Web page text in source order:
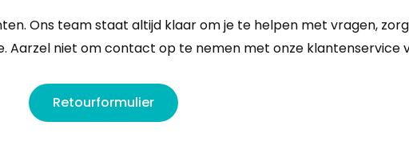
Ons team staat altijd klaar om je te helpen met vragen,
niet om contact op te nemen met onze klantenservice
Retourformulier